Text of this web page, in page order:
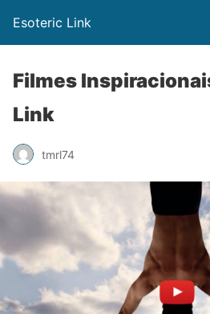
Esoteric Link
Filmes
Link
tmrl74